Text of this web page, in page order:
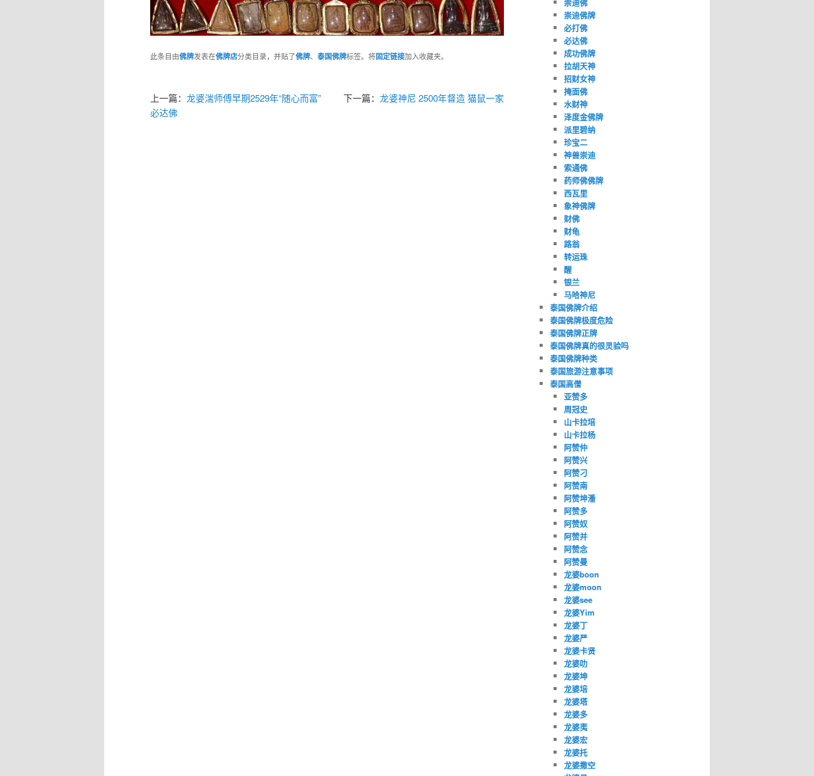
此条目由佛牌发表在佛牌店分类目录，并贴了佛牌、 泰国佛牌标签。将固定链接加入收藏夹。
上一篇： 龙婆湍师傅早期2529年“随心而富”
必达佛
下一篇： 龙婆神尼 2500年督造 猫鼠一家
崇迪佛
崇迪佛牌
必打佛
必达佛
成功佛牌
拉胡天神
招财女神
掩面佛
水财神
泽度金佛牌
派里碧纳
珍宝二
神兽崇迪
索通佛
药师佛佛牌
西瓦里
象神佛牌
财佛
财龟
路翁
转运珠
醒
银兰
马哈神尼
泰国佛牌介绍
泰国佛牌极度危险
泰国佛牌正牌
泰国佛牌真的很灵验吗
泰国佛牌种类
泰国旅游注意事项
泰国高僧
亚赞多
周冠史
山卡拉培
山卡拉杨
阿赞仲
阿赞兴
阿赞刁
阿赞南
阿赞坤潘
阿赞多
阿赞奴
阿赞并
阿赞念
阿赞曼
龙婆boon
龙婆moon
龙婆see
龙婆Yim
龙婆丁
龙婆严
龙婆卡贤
龙婆叻
龙婆坤
龙婆培
龙婆塔
龙婆多
龙婆夷
龙婆宏
龙婆托
龙婆撒空